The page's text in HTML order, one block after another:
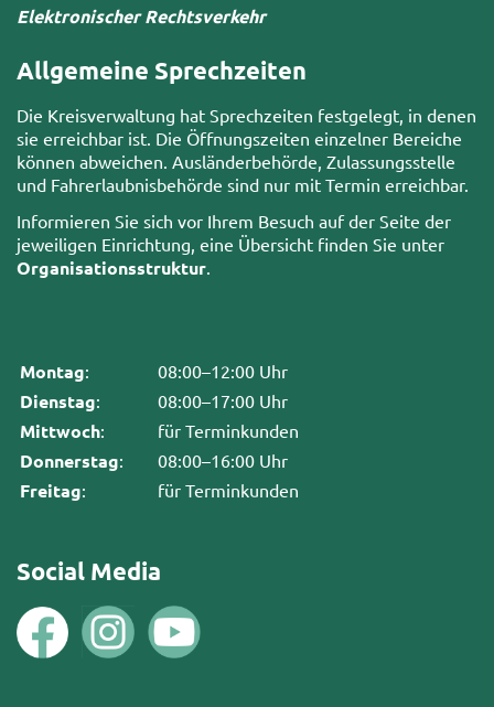
Elektronischer Rechtsverkehr
Allgemeine Sprechzeiten
Die Kreisverwaltung hat Sprechzeiten festgelegt, in denen
sie erreichbar ist. Die Öffnungszeiten einzelner Bereiche
können abweichen. Ausländerbehörde, Zulassungsstelle
und Fahrerlaubnisbehörde sind nur mit Termin erreichbar.
Informieren Sie sich vor Ihrem Besuch auf der Seite der
jeweiligen Einrichtung, eine Übersicht finden Sie unter
Organisationsstruktur.
Montag: 08:00–12:00 Uhr
Dienstag: 08:00–17:00 Uhr
Mittwoch: für Terminkunden
Donnerstag: 08:00–16:00 Uhr
Freitag: für Terminkunden
Social Media